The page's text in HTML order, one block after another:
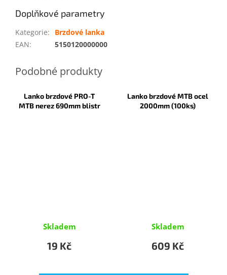
Doplňkové parametry
Kategorie:
Brzdové lanka
EAN: 5150120000000
Lanko brzdové PRO-T
MTB nerez 690mm blistr
Skladem
19 Kč
Lanko brzdové MTB ocel
2000mm (100ks)
Skladem
609 Kč